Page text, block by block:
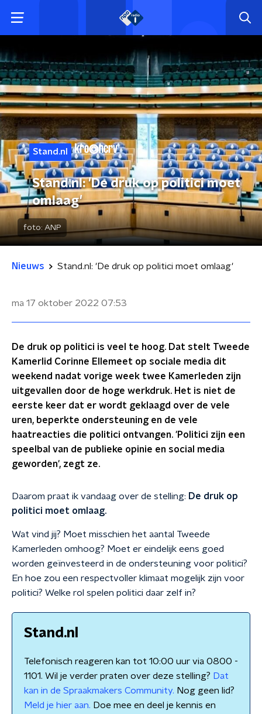
Stand.nl
Stand.nl: 'De druk op politici moet
omlaag'
foto: ANP
Nieuws Stand.nl: 'De druk op politici moet omlaag'
ma 17 oktober 2022 07:53
De druk op politici is veel te hoog. Dat stelt Tweede
Kamerlid Corinne Ellemeet op sociale media dit
weekend nadat vorige week twee Kamerleden zijn
uitgevallen door de hoge werkdruk. Het is niet de
eerste keer dat er wordt geklaagd over de vele
uren, beperkte ondersteuning en de vele
haatreacties die politici ontvangen. 'Politici zijn een
speelbal van de publieke opinie en social media
geworden', zegt ze.
Daarom praat ik vandaag over de stelling: De druk op
politici moet omlaag.
Wat vind jij? Moet misschien het aantal Tweede
Kamerleden omhoog? Moet er eindelijk eens goed
worden geïnvesteerd in de ondersteuning voor politici?
En hoe zou een respectvoller klimaat mogelijk zijn voor
politici? Welke rol spelen politici daar zelf in?
Stand.nl
Telefonisch reageren kan tot 10:00 uur via 0800 -
1101. Wil je verder praten over deze stelling? Dat
kan in de Spraakmakers Community. Nog geen lid?
Meld je hier aan. Doe mee en deel je kennis en